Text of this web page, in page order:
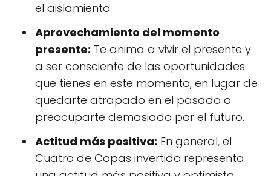
el aislamiento.
Aprovechamiento del momento
presente: Te anima a vivir el presente y
a ser consciente de las oportunidades
que tienes en este momento, en lugar de
quedarte atrapado en el pasado o
preocuparte demasiado por el futuro.
Actitud más positiva: En general, el
Cuatro de Copas invertido representa